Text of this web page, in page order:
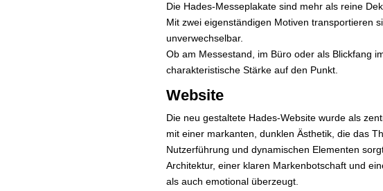
Die Hades-Messeplakate sind mehr als reine
Mit zwei eigenständigen Motiven transportieren
unverwechselbar.
Ob am Messestand, im Büro oder als Blickfang
charakteristische Stärke auf den Punkt.
Website
Die neu gestaltete Hades-Website wurde als
mit einer markanten, dunklen Ästhetik, die das
Nutzerführung und dynamischen Elementen
Architektur, einer klaren Markenbotschaft und
als auch emotional überzeugt.